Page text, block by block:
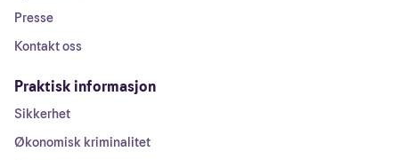
Presse
Kontakt oss
Praktisk informasjon
Sikkerhet
Økonomisk kriminalitet